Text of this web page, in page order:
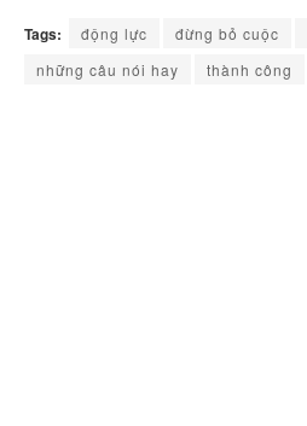
Tags: động lực đừng bỏ cuộc
những câu nói hay
thành công